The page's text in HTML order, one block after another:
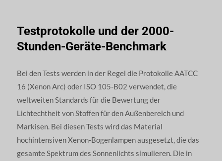
Testprotokolle und der 2000-
Stunden-Geräte-Benchmark
Bei den Tests werden in der Regel die Protokolle AATCC
16 (Xenon Arc) oder ISO 105-B02 verwendet, die
weltweiten Standards für die Bewertung der
Lichtechtheit von Stoffen für den Außenbereich und
Markisen. Bei diesen Tests wird das Material
hochintensiven Xenon-Bogenlampen ausgesetzt, die das
gesamte Spektrum des Sonnenlichts simulieren. Die in